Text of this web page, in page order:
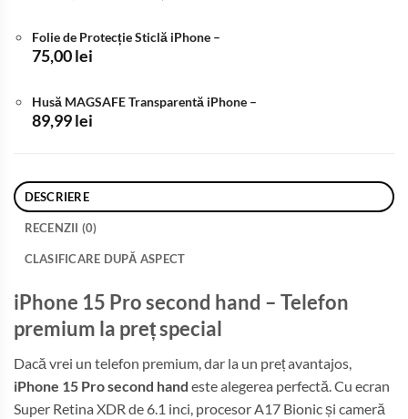
fost:
3.999,99 lei.
Folie de Protecție Sticlă iPhone –
75,00lei
Husă MAGSAFE Transparentă iPhone –
89,99lei
DESCRIERE
RECENZII (0)
CLASIFICARE DUPĂ ASPECT
iPhone 15 Pro second hand – Telefon
premium la preț special
Dacă vrei un telefon premium, dar la un preț avantajos,
iPhone 15 Pro second hand este alegerea perfectă. Cu ecran
Super Retina XDR de 6.1 inci, procesor A17 Bionic și cameră